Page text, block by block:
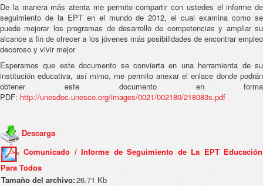
De la manera más atenta me permito compartir con ustedes el informe de
seguimiento de la EPT en el mundo de 2012, el cual examina como se
puede mejorar los programas de desarrollo de competencias y ampliar su
alcance a fin de ofrecer a los jóvenes más posibilidades de encontrar empleo
decoroso y vivir mejor
Esperamos que este documento se convierta en una herramienta de su
institución educativa, así mimo, me permito anexar el enlace donde podrán
obtener este documento en forma
PDF: http://unesdoc.unesco.org/images/0021/002180/218083s.pdf
Descarga
Comunicado / Informe de Seguimiento de La EPT Educación
Para Todos
Tamaño del archivo:26.71 Kb